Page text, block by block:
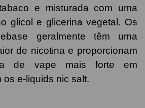
e misturada com uma
glicol e glicerina vegetal. Os
geralmente têm uma
de nicotina e proporcionam
de vape mais forte em
e-liquids nic salt.